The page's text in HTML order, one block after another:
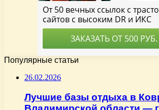
Популярные статьи
26.02.2026
Лучшие базы отдыха в